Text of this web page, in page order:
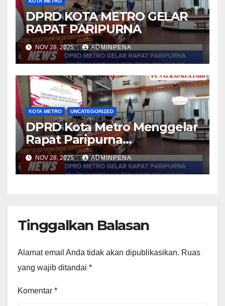
DPRD KOTA METRO GELAR
RAPAT PARIPURNA
NOV 28, 2025 ADMINPENA
KOTA METRO UNCATEGORIZED
DPRD Kota Metro Menggelar
Rapat Paripurna
Penyampaian Raperda APBD
Tahun Anggaran 2026
NOV 28, 2025 ADMINPENA
Tinggalkan Balasan
Alamat email Anda tidak akan dipublikasikan. Ruas
yang wajib ditandai *
Komentar *